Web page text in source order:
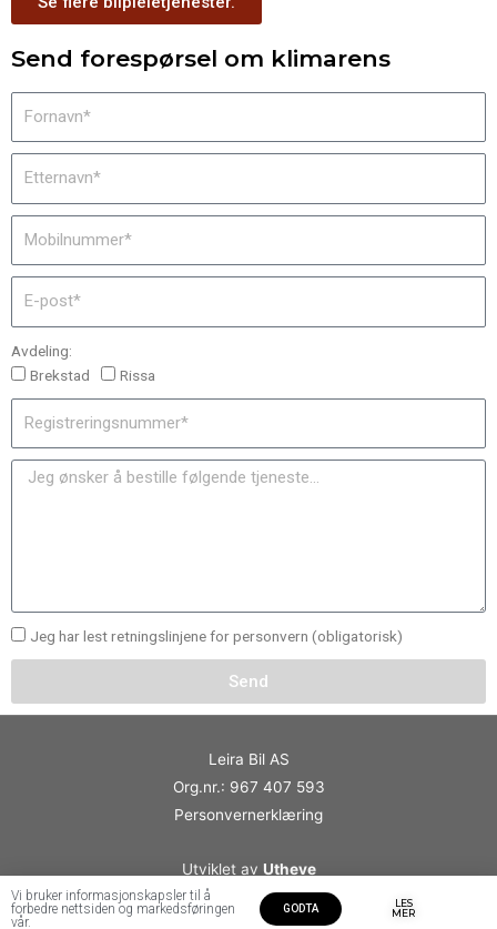
Send forespørsel om klimarens
Avdeling:
Brekstad
Rissa
Jeg har lest retningslinjene for personvern (obligatorisk)
Send
Leira Bil AS
Org.nr.: 967 407 593
Personvernerklæring
Utviklet av Utheve
Vi bruker informasjonskapsler til å
forbedre nettsiden og markedsføringen
vår.
GODTA
LES
MER